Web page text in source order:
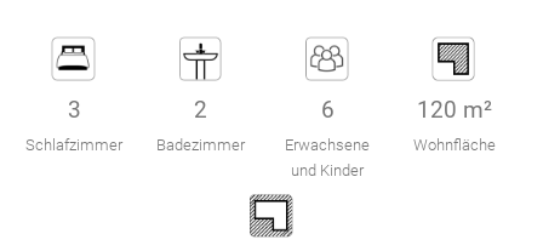
3
Schlafzimmer
2
Badezimmer
6
Erwachsene
und Kinder
120 m²
Wohnfläche